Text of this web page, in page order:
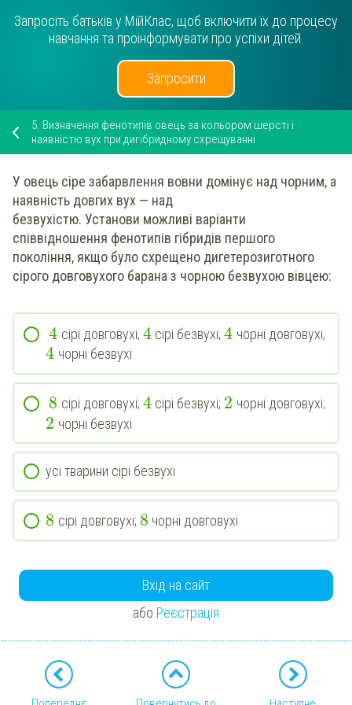
Запросіть батьків у МійКлас, щоб включити їх до процесу
навчання та проінформувати про успіхи дітей.
Запросити
5. Визначення фенотипів овець за кольором шерсті і
наявністю вух при дигібридному схрещуванні
У овець сіре забарвлення вовни домінує над чорним, а
наявність довгих вух — над
безвухістю. Установи можливі варіанти
співвідношення фенотипів гібридів першого
покоління, якщо було схрещено дигетерозиготного
сірого довговухого барана з чорною безвухою вівцею:
4 сірі довговухі; 4 сірі безвухі;4 чорні довговухі;
4 чорні безвухі
8 сірі довговухі; 4 сірі безвухі; 2 чорні довговухі;
2 чорні безвухі
усі тварини сірі безвухі
8 сірі довговухі; 8 чорні довговухі
Вхід на сайт
або Реєстрація